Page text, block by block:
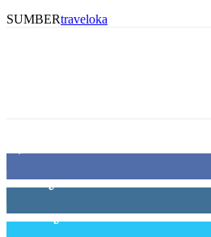
SUMBERtraveloka